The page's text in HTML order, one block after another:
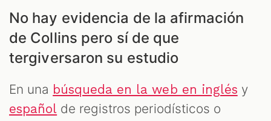
No hay evidencia de la afirmación
de Collins pero sí de que
tergiversaron su estudio
En una búsqueda en la web en inglés y
español de registros periodísticos o